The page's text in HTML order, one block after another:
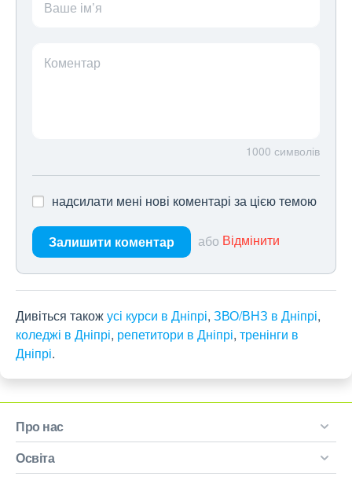
Ваше ім’я
Коментар
1000 символів
надсилати мені нові коментарі за цією темою
Залишити коментар або Відмінити
Дивіться такожусі курси в Дніпрі, ЗВО/ВНЗ в Дніпрі,
коледжі в Дніпрі, репетитори в Дніпрі, тренінги в
Дніпрі.
Про нас
Освіта